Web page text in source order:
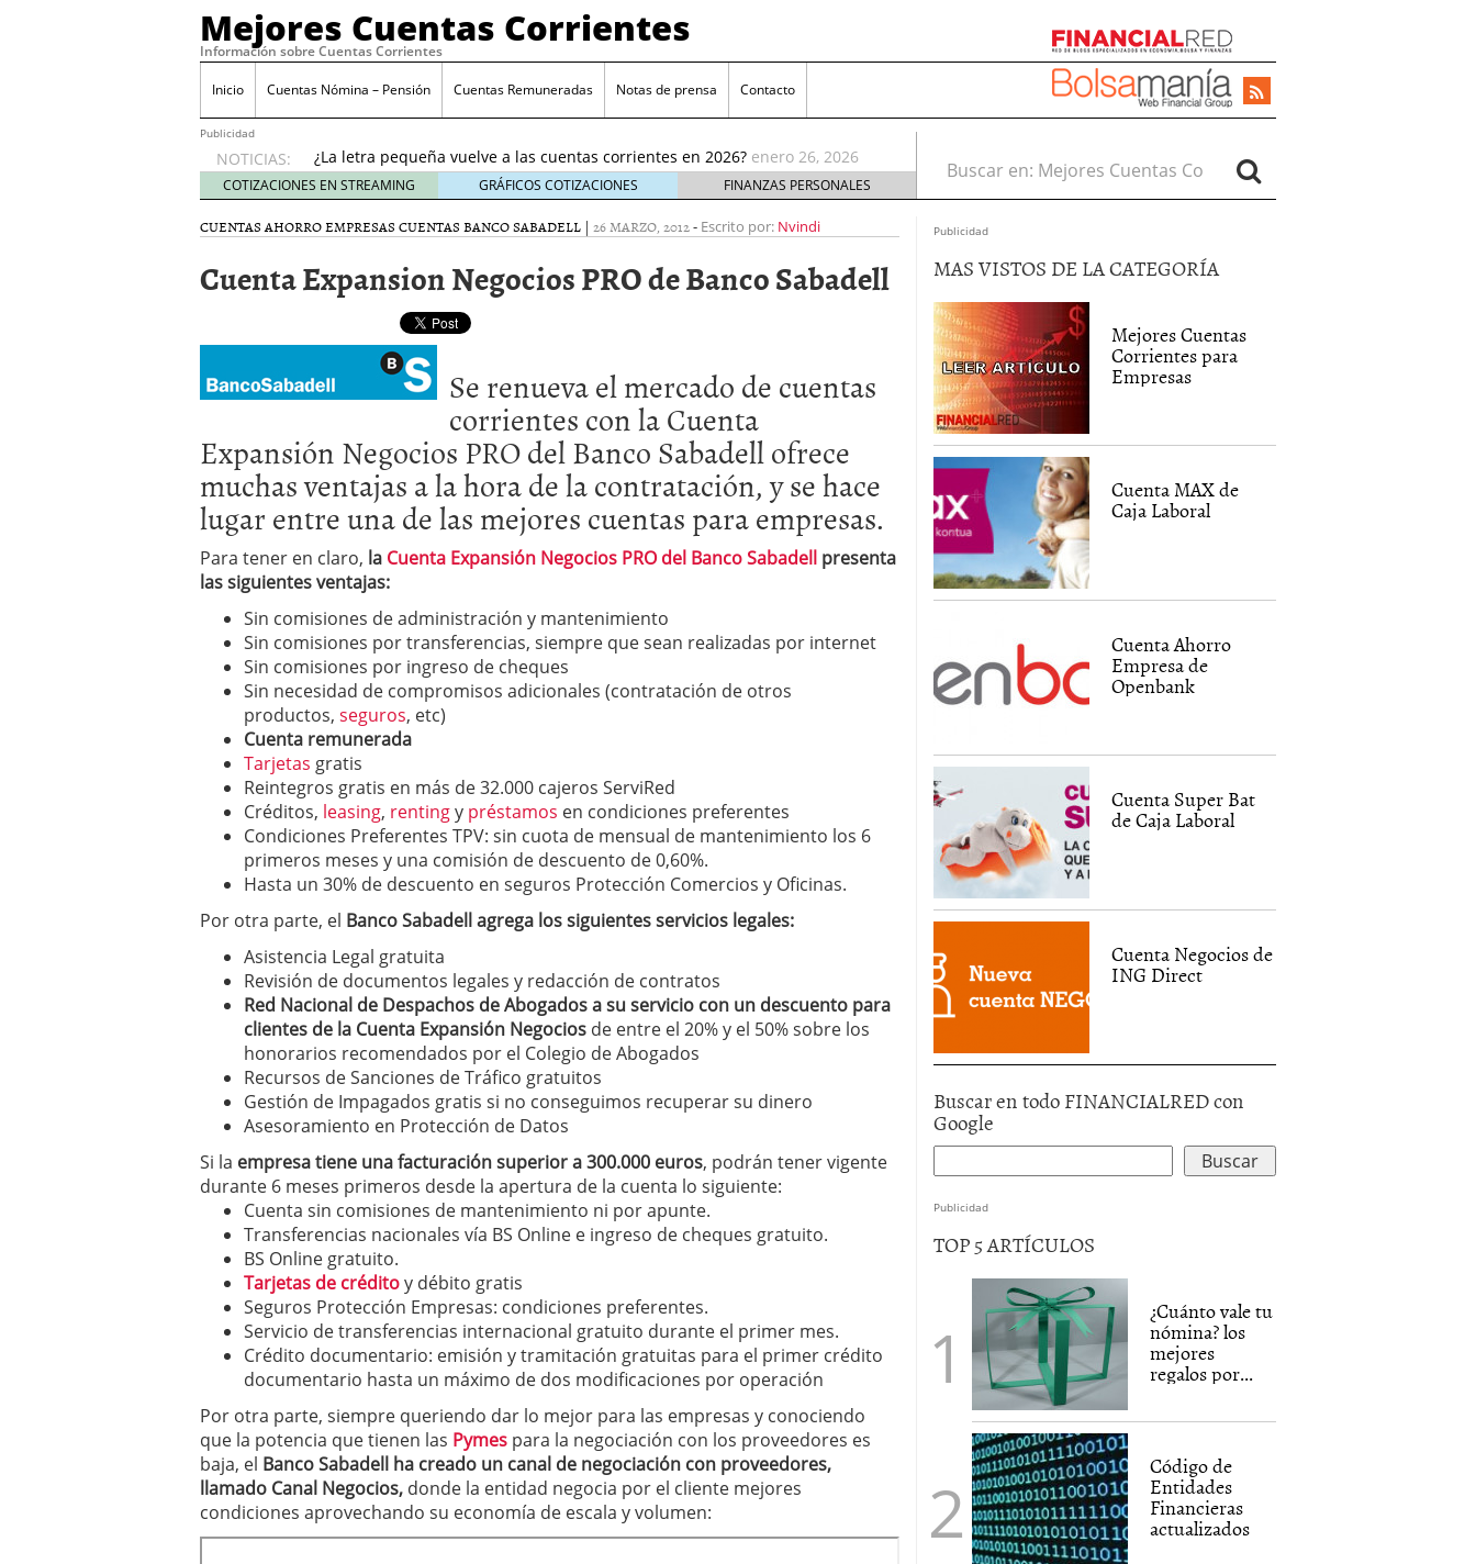
Mejores Cuentas Corrientes
Información sobre Cuentas Corrientes
Inicio Cuentas Nómina – Pensión Cuentas Remuneradas Notas de prensa Contacto
Publicidad
NOTICIAS:
¿La letra pequeña vuelve a las cuentas corrientes en 2026? enero 26, 2026
Checklist para evaluar cuentas corrientes antes de abrir una nueva enero
21, 2026
Cuenta remunerada vs cuenta estándar: ¿cuál elegir? enero 17, 2026
menores de 35 años enero 9, 2026
Banco Sabadell anuncia reducción de remuneración en su cuenta online
desde febrero 2026: qué te afecta
¿La letra pequeña vuelve a las cuentas corrientes en 2026?
COTIZACIONES EN STREAMING GRÁFICOS COTIZACIONES FINANZAS PERSONALES
Buscar en:
CUENTAS AHORRO EMPRESAS CUENTAS BANCO SABADELL | 26 MARZO, 2012- Escrito por: Nvindi
Cuenta Expansion Negocios PRO de Banco Sabadell
Se renueva el mercado de cuentas
corrientes con la Cuenta
Expansión Negocios PRO del Banco Sabadell ofrece
muchas ventajas a la hora de la contratación, y se hace
lugar entre una de las mejores cuentas para empresas.
Para tener en claro, la Cuenta Expansión Negocios PRO del Banco Sabadell presenta
las siguientes ventajas:
Sin comisiones de administración y mantenimiento
Sin comisiones por transferencias, siempre que sean realizadas por internet
Sin comisiones por ingreso de cheques
Sin necesidad de compromisos adicionales (contratación de otros
productos, seguros, etc)
Cuenta remunerada
Tarjetas gratis
Reintegros gratis en más de 32.000 cajeros ServiRed
Créditos, leasing, rentingy préstamos en condiciones preferentes
Condiciones Preferentes TPV: sin cuota de mensual de mantenimiento los 6
primeros meses y una comisión de descuento de 0,60%.
Hasta un 30% de descuento en seguros Protección Comercios y Oficinas.
Por otra parte, el Banco Sabadell agrega los siguientes servicios legales:
Asistencia Legal gratuita
Revisión de documentos legales y redacción de contratos
Red Nacional de Despachos de Abogados a su servicio con un descuento para
clientes de la Cuenta Expansión Negocios de entre el 20% y el 50% sobre los
honorarios recomendados por el Colegio de Abogados
Recursos de Sanciones de Tráfico gratuitos
Gestión de Impagados gratis si no conseguimos recuperar su dinero
Asesoramiento en Protección de Datos
Si la empresa tiene una facturación superior a 300.000 euros, podrán tener vigente
durante 6 meses primeros desde la apertura de la cuenta lo siguiente:
Cuenta sin comisiones de mantenimiento ni por apunte.
Transferencias nacionales vía BS Online e ingreso de cheques gratuito.
BS Online gratuito.
Tarjetas de créditoy débito gratis
Seguros Protección Empresas: condiciones preferentes.
Servicio de transferencias internacional gratuito durante el primer mes.
Crédito documentario: emisión y tramitación gratuitas para el primer crédito
documentario hasta un máximo de dos modificaciones por operación
Por otra parte, siempre queriendo dar lo mejor para las empresas y conociendo
que la potencia que tienen las Pymes para la negociación con los proveedores es
baja, el Banco Sabadell ha creado un canal de negociación con proveedores,
llamado Canal Negocios, donde la entidad negocia por el cliente mejores
condiciones aprovechando su economía de escala y volumen:
Publicidad
MAS VISTOS DE LA CATEGORÍA
Mejores Cuentas
Corrientes para
Empresas
Cuenta MAX de
Caja Laboral
Cuenta Ahorro
Empresa de
Openbank
Cuenta Super Bat
de Caja Laboral
Cuenta Negocios de
ING Direct
Buscar en todo FINANCIALRED con
Google
Publicidad
TOP 5 ARTÍCULOS
¿Cuánto vale tu
nómina? los
mejores
regalos por...
Código de
Entidades
Financieras
actualizados